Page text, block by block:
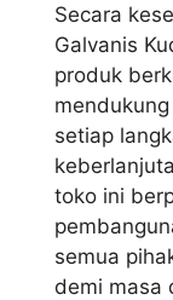
Secara
Galvanis
produk
setiap
toko ini
semua
demi masa